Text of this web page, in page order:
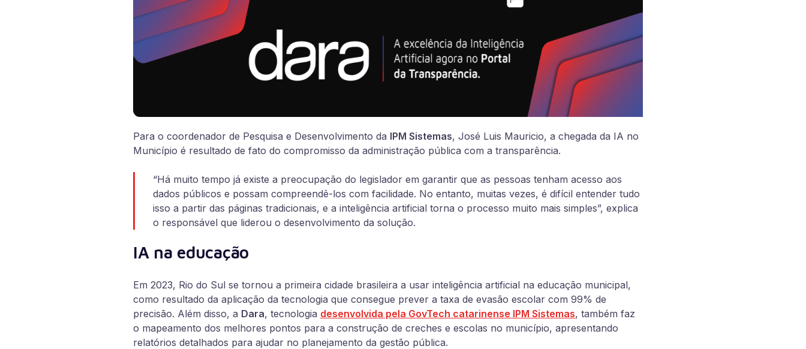
Para o coordenador de Pesquisa e Desenvolvimento da IPM Sistemas, José Luis Mauricio, a chegada da IA no
Município é resultado de fato do compromisso da administração pública com a transparência.
“Há muito tempo já existe a preocupação do legislador em garantir que as pessoas tenham acesso aos
dados públicos e possam compreendê-los com facilidade. No entanto, muitas vezes, é difícil entender tudo
isso a partir das páginas tradicionais, e a inteligência artificial torna o processo muito mais simples”, explica
o responsável que liderou o desenvolvimento da solução.
IA na educação
Em 2023, Rio do Sul se tornou a primeira cidade brasileira a usar inteligência artificial na educação municipal,
como resultado da aplicação da tecnologia que consegue prever a taxa de evasão escolar com 99% de
precisão. Além disso, a Dara, tecnologia desenvolvida pela GovTech catarinense IPM Sistemas, também faz
o mapeamento dos melhores pontos para a construção de creches e escolas no município, apresentando
relatórios detalhados para ajudar no planejamento da gestão pública.